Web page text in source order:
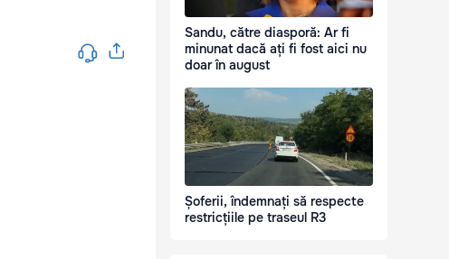
Sandu, către diasporă: Ar fi
minunat dacă ați fi fost aici nu
doar în august
Șoferii, îndemnați să respecte
restricțiile pe traseul R3